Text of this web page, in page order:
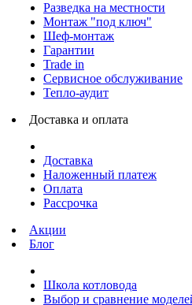
Разведка на местности
Монтаж "под ключ"
Шеф-монтаж
Гарантии
Trade in
Сервисное обслуживание
Тепло-аудит
Доставка и оплата
Доставка
Наложенный платеж
Оплата
Рассрочка
Акции
Блог
Школа котловода
Выбор и сравнение